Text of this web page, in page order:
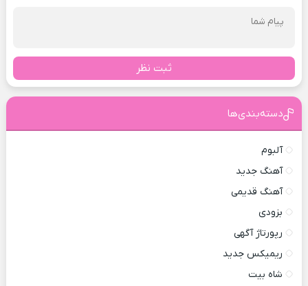
ثبت نظر
دسته‌بندی‌ها
آلبوم
آهنگ جدید
آهنگ قدیمی
بزودی
رپورتاژ آگهی
ریمیکس جدید
شاه بیت